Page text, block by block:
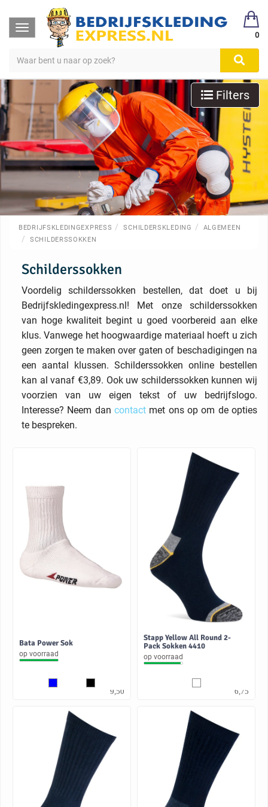
Toggle
navigation
0
BEDRIJFSKLEDINGEXPRESS SCHILDERSKLEDING
ALGEMEEN
SCHILDERSSOKKEN
Filters
Schilderssokken
Voordelig schilderssokken bestellen, dat doet u bij
Bedrijfskledingexpress.nl! Met onze schilderssokken
van hoge kwaliteit begint u goed voorbereid aan elke
klus. Vanwege het hoogwaardige materiaal hoeft u zich
geen zorgen te maken over gaten of beschadigingen na
een aantal klussen. Schilderssokken online bestellen
kan al vanaf €3,89. Ook uw schilderssokken kunnen wij
voorzien van uw eigen tekst of uw bedrijfslogo.
Interesse? Neem dan contact met ons op om de opties
te bespreken.
Bata Power Sok
op voorraad
9,50
Stapp Yellow All Round 2-
Pack Sokken 4410
op voorraad
6,75